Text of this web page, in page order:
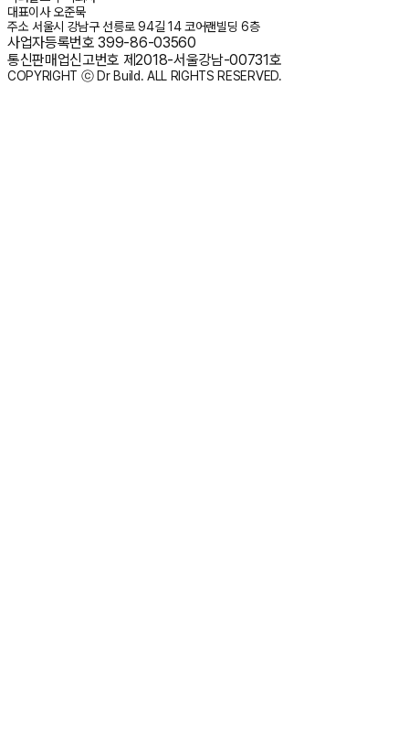
대표이사오준묵
주소 서울시 강남구 선릉로 94길 14 코어랜빌딩 6층
사업자등록번호 399-86-03560
통신판매업신고번호 제2018-서울강남-00731호
COPYRIGHT ⓒ Dr Build. ALL RIGHTS RESERVED.